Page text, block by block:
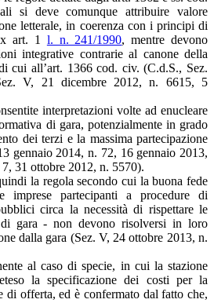
si deve comunque attribuire valore
letterale, in coerenza con i principi di
art. 1 l. n. 241/1990, mentre devono
integrative contrarie al canone della
cui all’art. 1366 cod. civ. (C.d.S., Sez.
V, 21 dicembre 2012, n. 6615, 5
interpretazioni volte ad enucleare
di gara, potenzialmente in grado
dei terzi e la massima partecipazione
gennaio 2014, n. 72, 16 gennaio 2013,
31 ottobre 2012, n. 5570).
la regola secondo cui la buona fede
imprese partecipanti a procedure di
circa la necessità di rispettare le
gara - non devono risolversi in loro
dalla gara (Sez. V, 24 ottobre 2013, n.
al caso di specie, in cui la stazione
la specificazione dei costi per la
di offerta, ed è confermato dal fatto che,